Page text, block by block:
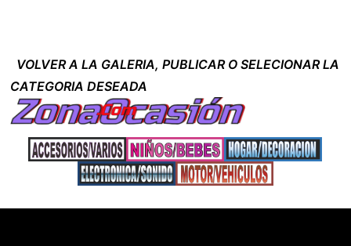
VOLVER A LA GALERIA, PUBLICAR O SELECIONAR LA
CATEGORIA DESEADA